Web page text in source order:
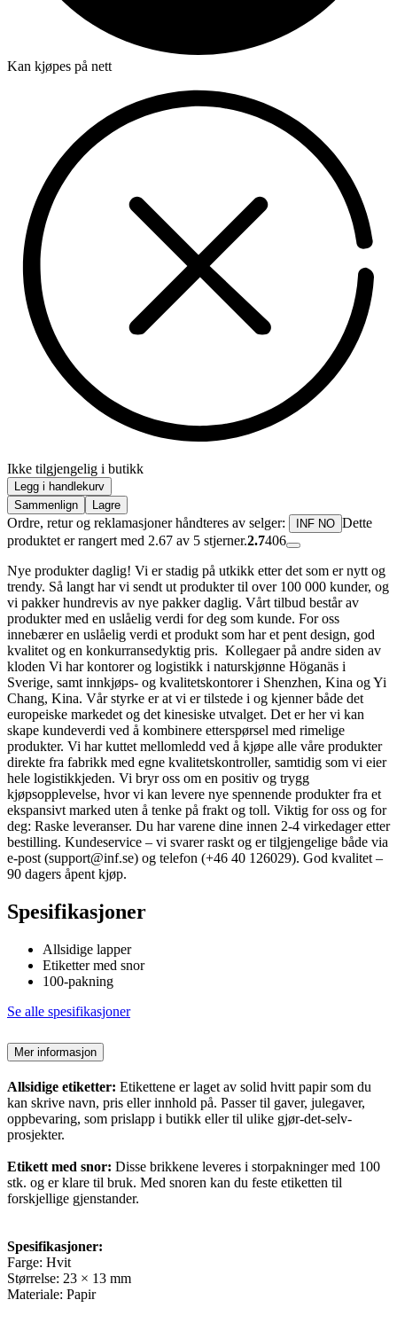
Kan kjøpes på nett
Ikke tilgjengelig i butikk
Legg i handlekurv
Sammenlign
Lagre
Ordre, retur og reklamasjoner håndteres av selger: INF NO Dette
produktet er rangert med 2.67 av 5 stjerner.2.7406
Nye produkter daglig! Vi er stadig på utkikk etter det som er nytt og
trendy. Så langt har vi sendt ut produkter til over 100 000 kunder, og
vi pakker hundrevis av nye pakker daglig. Vårt tilbud består av
produkter med en uslåelig verdi for deg som kunde. For oss
innebærer en uslåelig verdi et produkt som har et pent design, god
kvalitet og en konkurransedyktig pris. Kollegaer på andre siden av
kloden Vi har kontorer og logistikk i naturskjønne Höganäs i
Sverige, samt innkjøps- og kvalitetskontorer i Shenzhen, Kina og Yi
Chang, Kina. Vår styrke er at vi er tilstede i og kjenner både det
europeiske markedet og det kinesiske utvalget. Det er her vi kan
skape kundeverdi ved å kombinere etterspørsel med rimelige
produkter. Vi har kuttet mellomledd ved å kjøpe alle våre produkter
direkte fra fabrikk med egne kvalitetskontroller, samtidig som vi eier
hele logistikkjeden. Vi bryr oss om en positiv og trygg
kjøpsopplevelse, hvor vi kan levere nye spennende produkter fra et
ekspansivt marked uten å tenke på frakt og toll. Viktig for oss og for
deg: Raske leveranser. Du har varene dine innen 2-4 virkedager etter
bestilling. Kundeservice – vi svarer raskt og er tilgjengelige både via
e-post (support@inf.se) og telefon (+46 40 126029). God kvalitet –
90 dagers åpent kjøp.
Spesifikasjoner
Allsidige lapper
Etiketter med snor
100-pakning
Se alle spesifikasjoner
Mer informasjon
Allsidige etiketter: Etikettene er laget av solid hvitt papir som du
kan skrive navn, pris eller innhold på. Passer til gaver, julegaver,
oppbevaring, som prislapp i butikk eller til ulike gjør-det-selv-
prosjekter.
Etikett med snor: Disse brikkene leveres i storpakninger med 100
stk. og er klare til bruk. Med snoren kan du feste etiketten til
forskjellige gjenstander.
Spesifikasjoner:
Farge: Hvit
Størrelse: 23 × 13 mm
Materiale: Papir